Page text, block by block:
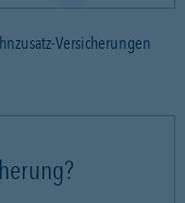
Versicherungen